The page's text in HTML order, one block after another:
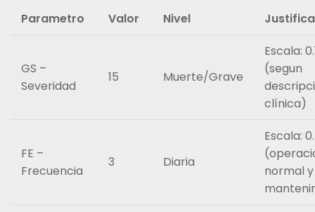
Parametro Valor Nivel
GS –
Severidad
15 Muerte/Grave
Escala:
(segun
clínica)
FE –
Frecuencia
3 Diaria
Escala:
normal y